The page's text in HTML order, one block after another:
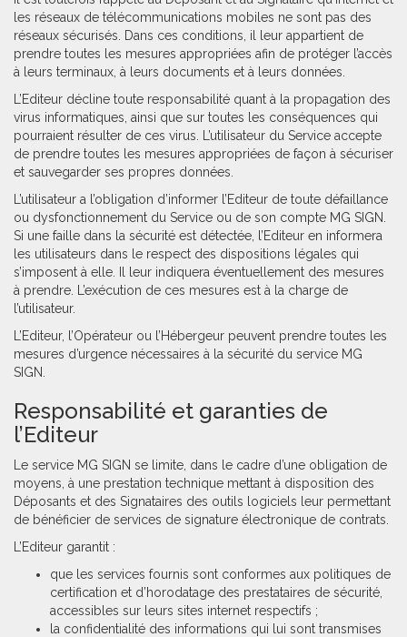
les réseaux de télécommunications mobiles ne sont pas des
réseaux sécurisés. Dans ces conditions, il leur appartient de
prendre toutes les mesures appropriées afin de protéger l’accès
à leurs terminaux, à leurs documents et à leurs données.
L’Editeur décline toute responsabilité quant à la propagation des
virus informatiques, ainsi que sur toutes les conséquences qui
pourraient résulter de ces virus. L’utilisateur du Service accepte
de prendre toutes les mesures appropriées de façon à sécuriser
et sauvegarder ses propres données.
L’utilisateur a l’obligation d’informer l’Editeur de toute défaillance
ou dysfonctionnement du Service ou de son compte MG SIGN.
Si une faille dans la sécurité est détectée, l’Editeur en informera
les utilisateurs dans le respect des dispositions légales qui
s’imposent à elle. Il leur indiquera éventuellement des mesures
à prendre. L’exécution de ces mesures est à la charge de
l’utilisateur.
L’Editeur, l’Opérateur ou l’Hébergeur peuvent prendre toutes les
mesures d’urgence nécessaires à la sécurité du service MG
SIGN.
Responsabilité et garanties de
l’Editeur
Le service MG SIGN se limite, dans le cadre d’une obligation de
moyens, à une prestation technique mettant à disposition des
Déposants et des Signataires des outils logiciels leur permettant
de bénéficier de services de signature électronique de contrats.
L’Editeur garantit :
que les services fournis sont conformes aux politiques de
certification et d’horodatage des prestataires de sécurité,
accessibles sur leurs sites internet respectifs ;
la confidentialité des informations qui lui sont transmises